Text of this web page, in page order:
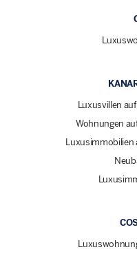
Luxusvillen
Wohnungen
Luxusimmobilien